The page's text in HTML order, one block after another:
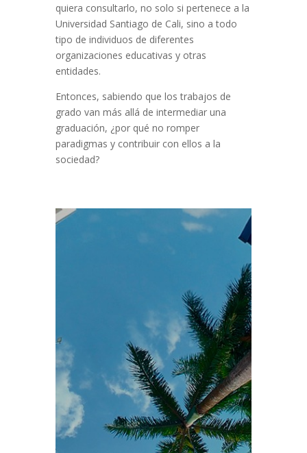
quiera consultarlo, no solo si pertenece a la
Universidad Santiago de Cali, sino a todo
tipo de individuos de diferentes
organizaciones educativas y otras
entidades.
Entonces, sabiendo que los trabajos de
grado van más allá de intermediar una
graduación, ¿por qué no romper
paradigmas y contribuir con ellos a la
sociedad?